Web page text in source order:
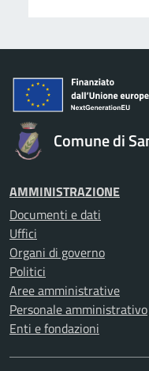
Comune di
AMMINISTRAZIONE
Documenti e dati
Uffici
Organi di governo
Politici
Aree amministrative
Personale amministrativo
Enti e fondazioni